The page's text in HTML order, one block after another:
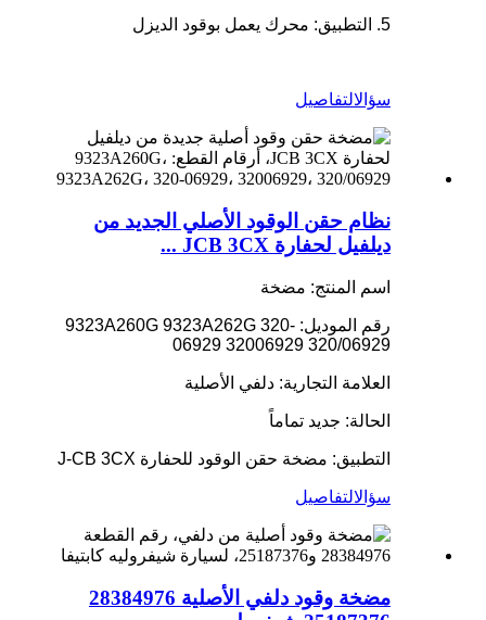
5. التطبيق: محرك يعمل بوقود الديزل
سؤالالتفاصيل
نظام حقن الوقود الأصلي الجديد من
ديلفيل لحفارة JCB 3CX ...
اسم المنتج: مضخة
رقم الموديل: 9323A260G 9323A262G 320-
06929 32006929 320/06929
العلامة التجارية: دلفي الأصلية
الحالة: جديد تماماً
التطبيق: مضخة حقن الوقود للحفارة J-CB 3CX
سؤالالتفاصيل
مضخة وقود دلفي الأصلية 28384976